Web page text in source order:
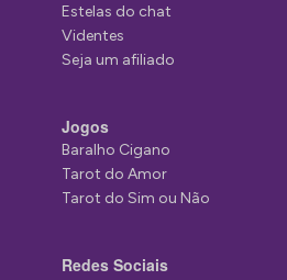
Estelas do chat
Videntes
Seja um afiliado
Jogos
Baralho Cigano
Tarot do Amor
Tarot do Sim ou Não
Redes Sociais